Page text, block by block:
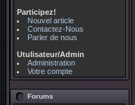
Participez!
Nouvel article
Contactez-Nous
Parler de nous
Utulisateur/Admin
Administration
Votre compte
Forums